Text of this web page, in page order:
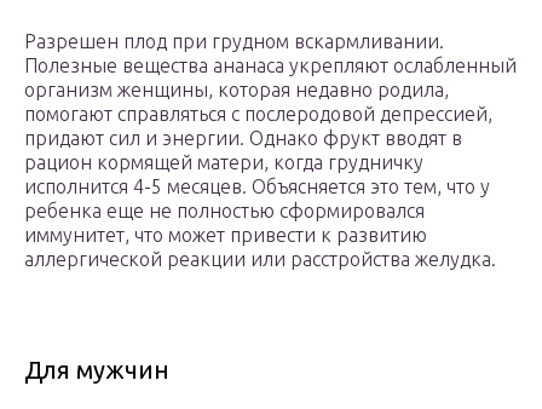
Разрешен плод при грудном вскармливании.
Полезные вещества ананаса укрепляют ослабленный
организм женщины, которая недавно родила,
помогают справляться с послеродовой депрессией,
придают сил и энергии. Однако фрукт вводят в
рацион кормящей матери, когда грудничку
исполнится 4-5 месяцев. Объясняется это тем, что у
ребенка еще не полностью сформировался
иммунитет, что может привести к развитию
аллергической реакции или расстройства желудка.
Для мужчин